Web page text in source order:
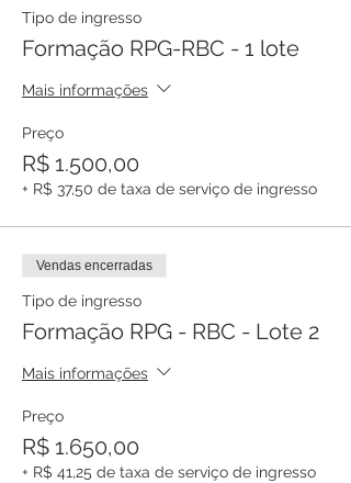
para utilizar um tratamento de forma
ampla, reequilibrando as compensações
e tensões nas cadeias musculares.
Postural Global pelo Reequilíbrio da
Conteúdo Programático:
• História do método
• Bases do RPG – RBC
• Anatomia Palpatória
• Avaliação Analítica
• Cadeias musculares
• Avaliação das cadeias musculares
• Biomecânica da Postura
• Neurofisiologia
• Respiração
tratamento do tecido mole
gatilho, deslizamento miofascial ,
pompage e técnica de energia muscular
Tipo de ingresso
Formação RPG-RBC - 1 lote
Mais informações
Preço
R$ 1.500,00
+ R$ 37,50 de taxa de serviço de ingresso
Vendas encerradas
Tipo de ingresso
Formação RPG - RBC - Lote 2
Mais informações
Preço
R$ 1.650,00
+ R$ 41,25 de taxa de serviço de ingresso